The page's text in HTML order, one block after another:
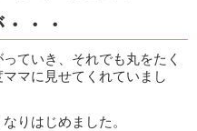
・・
ていき、それでも丸をたく
マに見せてくれていまし
りはじめました。